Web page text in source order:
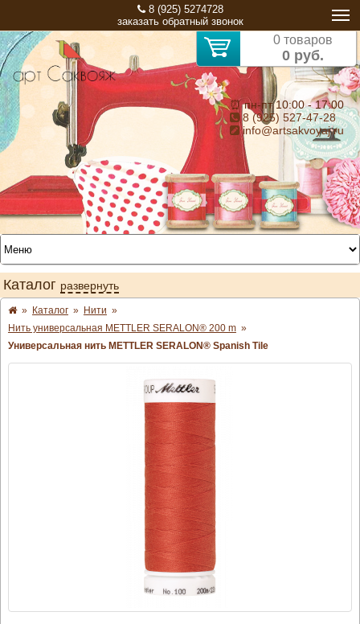
8 (925) 5274728
заказать обратный звонок
0 товаров
0 руб.
⏰ пн-пт 10:00 - 17:00
8 (925) 527-47-28
info@artsakvoyaj.ru
Каталог развернуть
» Каталог » Нити »
Нить универсальная METTLER SERALON® 200 m »
Универсальная нить METTLER SERALON® Spanish Tile